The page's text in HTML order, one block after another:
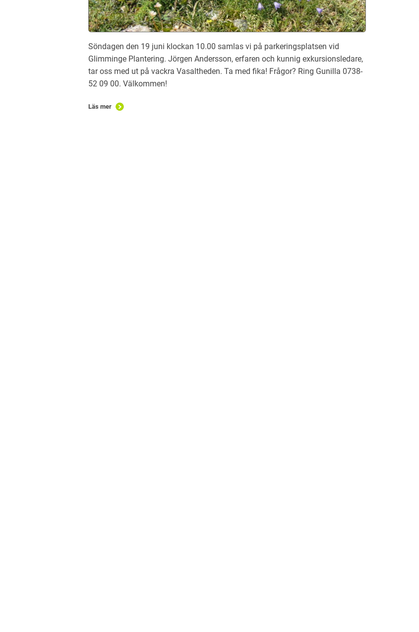
Söndagen den 19 juni klockan 10.00 samlas vi på parkeringsplatsen vid
Glimminge Plantering. Jörgen Andersson, erfaren och kunnig exkursionsledare,
tar oss med ut på vackra Vasaltheden. Ta med fika! Frågor? Ring Gunilla 0738-
52 09 00. Välkommen!
Läs mer